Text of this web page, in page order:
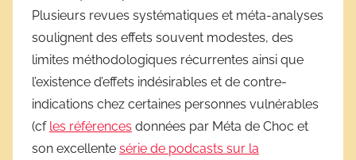
Plusieurs revues systématiques et méta-analyses
soulignent des effets souvent modestes, des
limites méthodologiques récurrentes ainsi que
l’existence d’effets indésirables et de contre-
indications chez certaines personnes vulnérables
(cf les références données par Méta de Choc et
son excellente série de podcasts sur la